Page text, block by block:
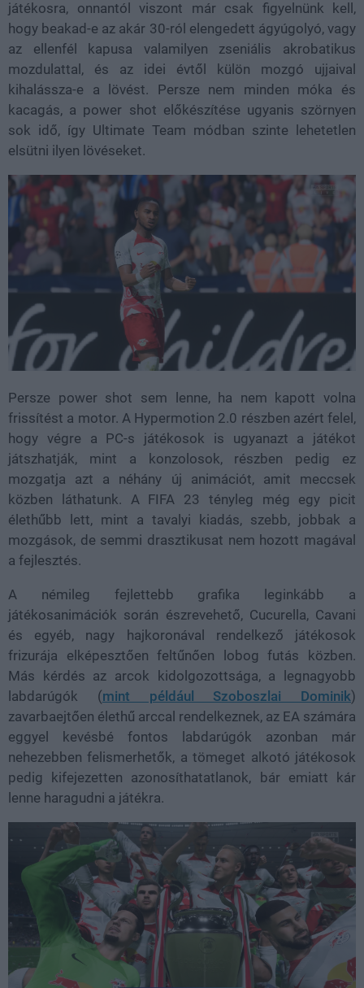
játékosra, onnantól viszont már csak figyelnünk kell,
hogy beakad-e az akár 30-ról elengedett ágyúgolyó, vagy
az ellenfél kapusa valamilyen zseniális akrobatikus
mozdulattal, és az idei évtől külön mozgó ujjaival
kihalássza-e a lövést. Persze nem minden móka és
kacagás, a power shot előkészítése ugyanis szörnyen
sok idő, így Ultimate Team módban szinte lehetetlen
elsütni ilyen lövéseket.
Persze power shot sem lenne, ha nem kapott volna
frissítést a motor. A Hypermotion 2.0 részben azért felel,
hogy végre a PC-s játékosok is ugyanazt a játékot
játszhatják, mint a konzolosok, részben pedig ez
mozgatja azt a néhány új animációt, amit meccsek
közben láthatunk. A FIFA 23 tényleg még egy picit
élethűbb lett, mint a tavalyi kiadás, szebb, jobbak a
mozgások, de semmi drasztikusat nem hozott magával
a fejlesztés.
A némileg fejlettebb grafika leginkább a
játékosanimációk során észrevehető, Cucurella, Cavani
és egyéb, nagy hajkoronával rendelkező játékosok
frizurája elképesztően feltűnően lobog futás közben.
Más kérdés az arcok kidolgozottsága, a legnagyobb
labdarúgók (mint például Szoboszlai Dominik)
zavarbaejtően élethű arccal rendelkeznek, az EA számára
eggyel kevésbé fontos labdarúgók azonban már
nehezebben felismerhetők, a tömeget alkotó játékosok
pedig kifejezetten azonosíthatatlanok, bár emiatt kár
lenne haragudni a játékra.